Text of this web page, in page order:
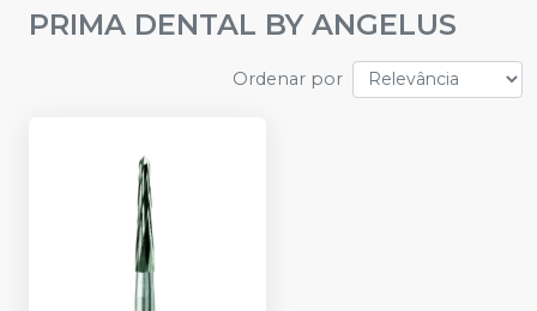
PRIMA DENTAL BY ANGELUS
Ordenar por